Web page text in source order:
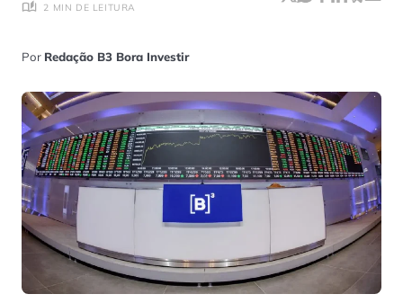
2 MIN DE LEITURA
Por Redação B3 Bora Investir